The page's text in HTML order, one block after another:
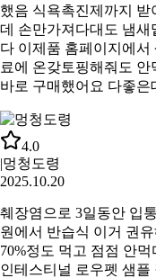
했음 식욕촉진제까지
데 손만가져다대도 냄새
다 이제품 홈페이지에서
료에 온갖토핑해줘도 안
바로 구매했어요 다좋은
4.0
|멍청도령
2025.10.20
췌장염으로 3일동안 입
원에서 반습식 이거 권
70%정도 먹고 점점 안
인테스티널 로우펫 샘플